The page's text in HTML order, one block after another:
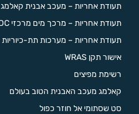
תעודת אחריות – מעכב אבנית קאלמג
תעודת אחריות – מרכך מים מרכזי DC
תעודת אחריות – מערכות תת-כיוריות
אישור תקן WRAS
רשימת מפיצים
קאלמג מעכב האבנית הטוב בעולם
סט שסתומי אל חוזר כפול